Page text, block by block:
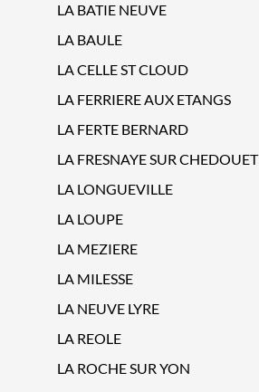
LA BATIE NEUVE
LA BAULE
LA CELLE ST CLOUD
LA FERRIERE AUX ETANGS
LA FERTE BERNARD
LA FRESNAYE SUR CHEDOUET
LA LONGUEVILLE
LA LOUPE
LA MEZIERE
LA MILESSE
LA NEUVE LYRE
LA REOLE
LA ROCHE SUR YON